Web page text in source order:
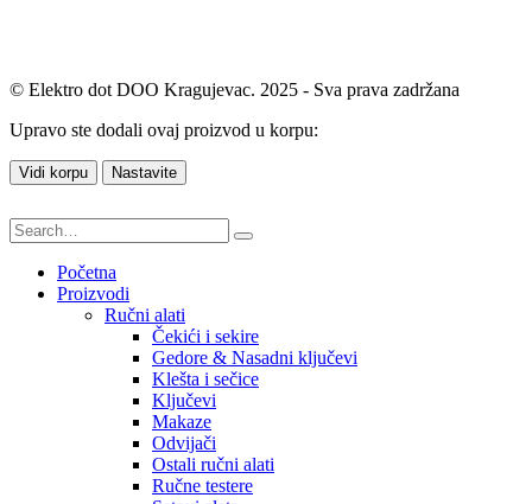
© Elektro dot DOO Kragujevac. 2025 - Sva prava zadržana
Upravo ste dodali ovaj proizvod u korpu:
Vidi korpu Nastavite
Početna
Proizvodi
Ručni alati
Čekići i sekire
Gedore & Nasadni ključevi
Klešta i sečice
Ključevi
Makaze
Odvijači
Ostali ručni alati
Ručne testere